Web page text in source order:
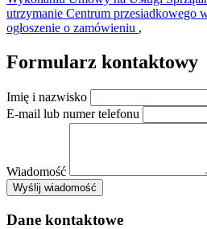
utrzymanie Centrum przesiadkowego
ogłoszenie o zamówieniu ,
Formularz kontaktowy
Imię i nazwisko
E-mail lub numer telefonu
Wiadomość
Wyślij wiadomośćAMSA Sp. z o.o. - ul.
+
Dane kontaktowe